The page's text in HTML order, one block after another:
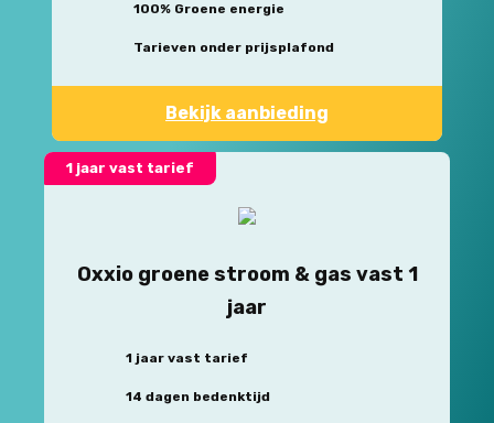
100% Groene energie
Tarieven onder prijsplafond
Bekijk aanbieding
1 jaar vast tarief
Oxxio groene stroom & gas vast 1
jaar
1 jaar vast tarief
14 dagen bedenktijd